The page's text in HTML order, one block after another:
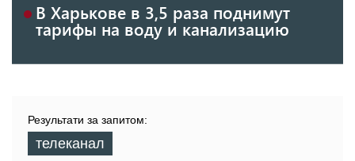
В Харькове в 3,5 раза поднимут
тарифы на воду и канализацию
Результати за запитом:
телеканал